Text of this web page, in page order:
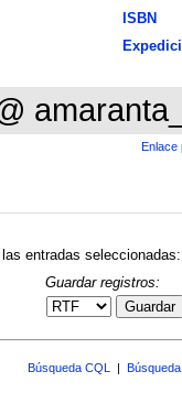
ISBN
Enlace
entradas seleccionadas:
Guardar registros:
Guardar
Búsqueda CQL